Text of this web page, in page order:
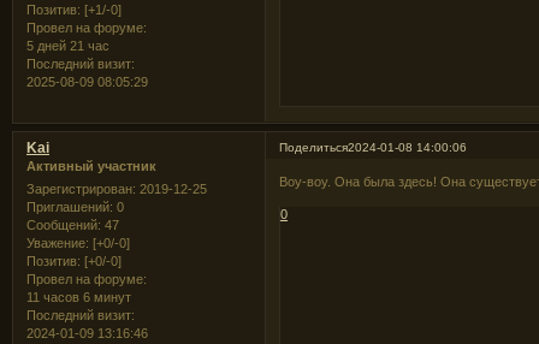
Позитив: [+1/-0]
Провел на форуме:
5 дней 21 час
Последний визит:
2025-08-09 08:05:29
Поделиться2024-01-08 14:00:06
Kai
Активный участник
Зарегистрирован: 2019-12-25
Приглашений: 0
Сообщений: 47
Уважение: [+0/-0]
Позитив: [+0/-0]
Провел на форуме:
11 часов 6 минут
Последний визит:
2024-01-09 13:16:46
Воу-воу. Она была здесь! Она
0